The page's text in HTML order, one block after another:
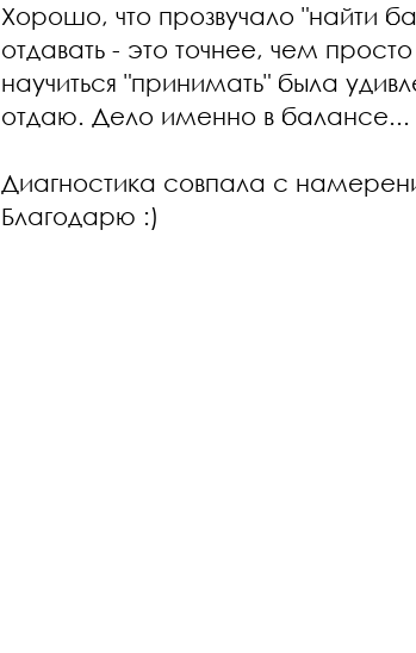
Хорошо, что прозвучало "найти
отдавать - это точнее, чем
научиться "принимать" была
отдаю. Дело именно в балансе...
Диагностика совпала с
Благодарю :)